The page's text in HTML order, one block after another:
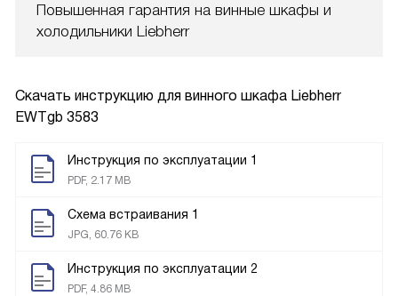
Повышенная гарантия на винные шкафы и
холодильники Liebherr
Скачать инструкцию для винного шкафа Liebherr
EWTgb 3583
Инструкция по эксплуатации 1
PDF, 2.17 MB
Схема встраивания 1
JPG, 60.76 KB
Инструкция по эксплуатации 2
PDF, 4.86 MB